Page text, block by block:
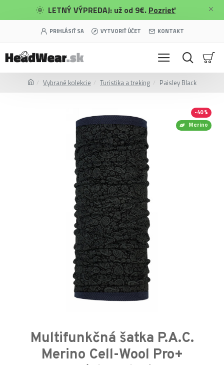
🌞 LETNÝ VÝPREDAJ: už od 9€. Pozrieť
PRIHLÁSIŤ SA VYTVORIŤ ÚČET KONTAKT
Vybrané kolekcie Turistika a treking Paisley Black
Merino
-40 %
Multifunkčná šatka P.A.C.
Merino Cell-Wool Pro+